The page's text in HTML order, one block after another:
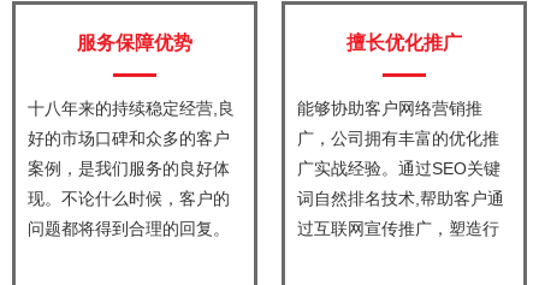
服务保障优势
十八年来的持续稳定经营,良
好的市场口碑和众多的客户
案例，是我们服务的良好体
现。不论什么时候，客户的
问题都将得到合理的回复。
擅长优化推广
能够协助客户网络营销推
广，公司拥有丰富的优化推
广实战经验。通过SEO关键
词自然排名技术,帮助客户通
过互联网宣传推广，塑造行